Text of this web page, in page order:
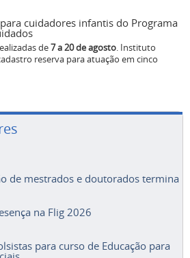
cuidadores infantis do Programa
de7 a 20 de agosto. Instituto
reserva para atuação em cinco
de mestrados e doutorados termina
na Flig 2026
para curso de Educação para